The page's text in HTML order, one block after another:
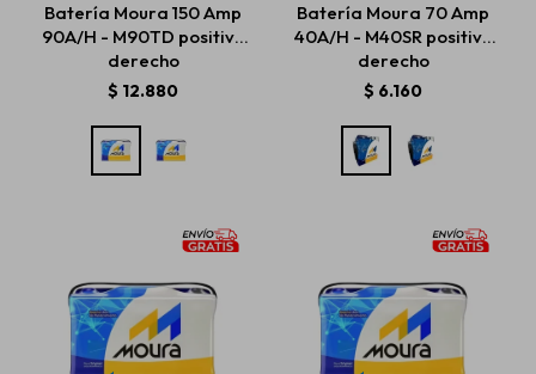
Batería Moura 150 Amp
90A/H - M90TD positivo
derecho
$ 12.880
Batería Moura 70 Amp
40A/H - M40SR positivo
derecho
$ 6.160
Estética automotriz
Accesorios
Repuestos